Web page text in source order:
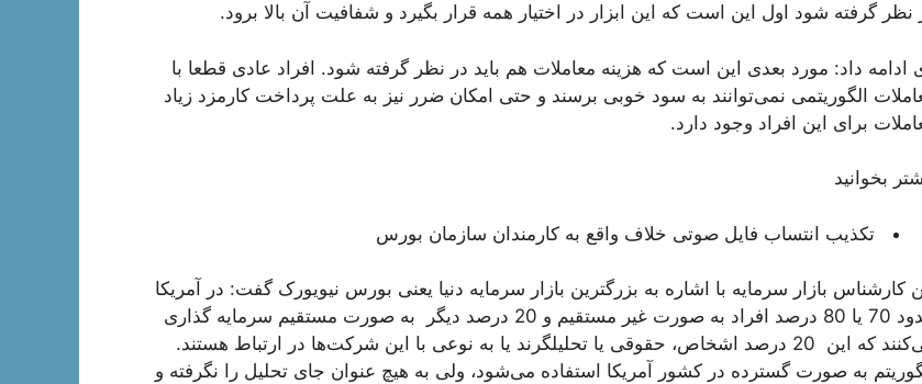
نظر گرفته شود اول این است که این ابزار در اختیار همه قرار بگیرد و شفافیت آن بالا برود.
ادامه داد: مورد بعدی این است که هزینه معاملات هم باید در نظر گرفته شود. افراد عادی قطعا با
الگوریتمی نمی‌توانند به سود خوبی برسند و حتی امکان ضرر نیز به علت پرداخت کارمزد زیاد
برای این افراد وجود دارد.
بخوانید
تکذیب انتساب فایل صوتی خلاف واقع به کارمندان سازمان بورس
کارشناس بازار سرمایه با اشاره به بزرگترین بازار سرمایه دنیا یعنی بورس نیویورک گفت: در آمریکا
حدود 70 یا 80 درصد افراد به صورت غیر مستقیم و 20 درصد دیگر به صورت مستقیم سرمایه گذاری
می‌کنند که این 20 درصد اشخاص، حقوقی یا تحلیلگرند یا به نوعی با این شرکت‌ها در ارتباط هستند.
به صورت گسترده در کشور آمریکا استفاده می‌شود، ولی به هیچ عنوان جای تحلیل را نگرفته و